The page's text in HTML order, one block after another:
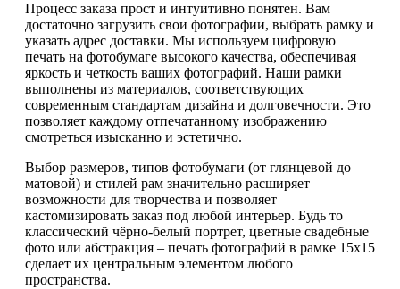
Процесс заказа прост и интуитивно понятен. Вам
достаточно загрузить свои фотографии, выбрать рамку и
указать адрес доставки. Мы используем цифровую
печать на фотобумаге высокого качества, обеспечивая
яркость и четкость ваших фотографий. Наши рамки
выполнены из материалов, соответствующих
современным стандартам дизайна и долговечности. Это
позволяет каждому отпечатанному изображению
смотреться изысканно и эстетично.
Выбор размеров, типов фотобумаги (от глянцевой до
матовой) и стилей рам значительно расширяет
возможности для творчества и позволяет
кастомизировать заказ под любой интерьер. Будь то
классический чёрно-белый портрет, цветные свадебные
фото или абстракция – печать фотографий в рамке 15х15
сделает их центральным элементом любого
пространства.